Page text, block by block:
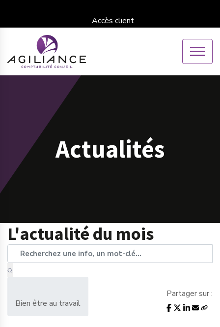
Accès client
Actualités
L'actualité du mois
Bien être au travail
Partager sur :